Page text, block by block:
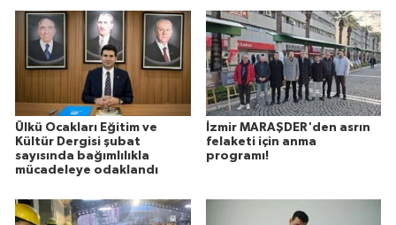
Ülkü Ocakları Eğitim ve
Kültür Dergisi şubat
sayısında bağımlılıkla
mücadeleye odaklandı
İzmir MARAŞDER'den asrın
felaketi için anma
programı!